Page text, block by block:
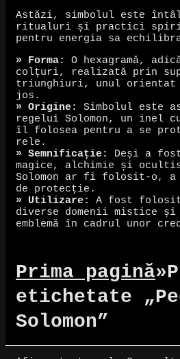
Astăzi, simbolul este
ritualuri și practici
pentru energia sa
» Forma:
O hexagramă,
colțuri, realizată prin
triunghiuri, unul
jos.
» Origine:
Simbolul este
regelui Solomon, un inel
îl folosea pentru a se
rele.
» Semnificație:
Deși a
magice, alchimie și
Solomon ar fi folosit-o, a
de protecție.
» Utilizare:
A fost
diverse domenii mistice
emblemă în cadrul unor
Prima pagină»
etichetate
Solomon”